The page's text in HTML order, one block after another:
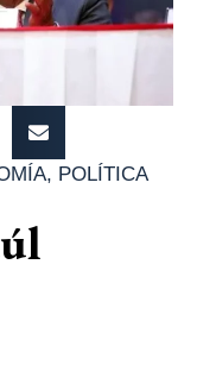
, POLÍTICA